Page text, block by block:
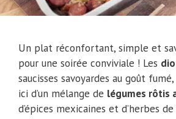
Un plat réconfortant, simple et
pour une soirée conviviale ! Les
saucisses savoyardes au goût
ici d’un mélange de légumes rôtis
d’épices mexicaines et d’herbes